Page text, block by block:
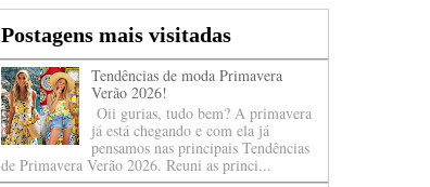
Postagens mais visitadas
Tendências de moda Primavera
Verão 2026!
Oii gurias, tudo bem? A primavera
já está chegando e com ela já
pensamos nas principais Tendências
de Primavera Verão 2026. Reuni as princi...